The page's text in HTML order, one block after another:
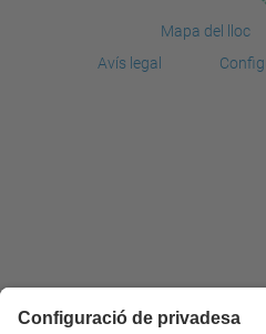
Mapa del lloc
Avís legal